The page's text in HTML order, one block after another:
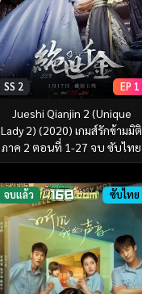
SS 2 EP 1
Jueshi Qianjin 2 (Unique
Lady 2) (2020) เกมส์รักข้ามมิติ
ภาค 2 ตอนที่ 1-27 จบ ซับไทย
จบแล้ว ซับไทย